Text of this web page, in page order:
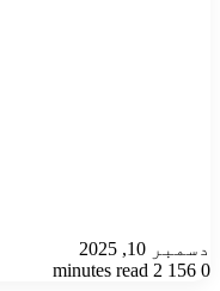
دسمبر 10, 2025
0
2 minutes read